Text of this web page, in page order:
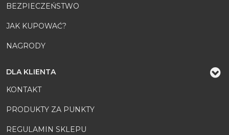
BEZPIECZEŃSTWO
JAK KUPOWAĆ?
NAGRODY
DLA KLIENTA
KONTAKT
PRODUKTY ZA PUNKTY
REGULAMIN SKLEPU